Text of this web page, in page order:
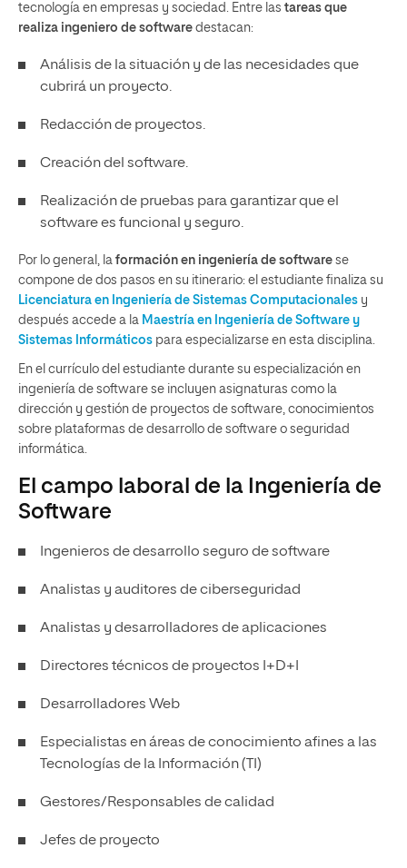
tecnología en empresas y sociedad. Entre las tareas que
realiza ingeniero de software destacan:
Análisis de la situación y de las necesidades que
cubrirá un proyecto.
Redacción de proyectos.
Creación del software.
Realización de pruebas para garantizar que el
software es funcional y seguro.
Por lo general, la formación en ingeniería de software se
compone de dos pasos en su itinerario: el estudiante finaliza su
Licenciatura en Ingeniería de Sistemas Computacionales y
después accede a la Maestría en Ingeniería de Software y
Sistemas Informáticos para especializarse en esta disciplina.
En el currículo del estudiante durante su especialización en
ingeniería de software se incluyen asignaturas como la
dirección y gestión de proyectos de software, conocimientos
sobre plataformas de desarrollo de software o seguridad
informática.
El campo laboral de la Ingeniería de
Software
Ingenieros de desarrollo seguro de software
Analistas y auditores de ciberseguridad
Analistas y desarrolladores de aplicaciones
Directores técnicos de proyectos I+D+I
Desarrolladores Web
Especialistas en áreas de conocimiento afines a las
Tecnologías de la Información (TI)
Gestores/Responsables de calidad
Jefes de proyecto